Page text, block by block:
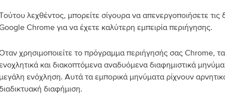
λεχθέντος, μπορείτε σίγουρα να απενεργοποιήσετε τις
Chrome για να έχετε καλύτερη εμπειρία περιήγησης.
χρησιμοποιείτε το πρόγραμμα περιήγησής σας Chrome,
και διακοπτόμενα αναδυόμενα διαφημιστικά
ενόχληση. Αυτά τα εμπορικά μηνύματα ρίχνουν
διαφήμιση.